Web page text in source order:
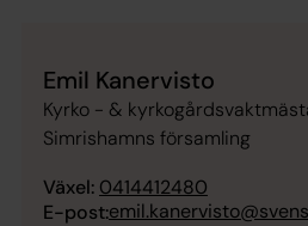
Emil Kanervisto
Kyrko - &
Simrishamns församling
Växel: 0414412480
E-post: